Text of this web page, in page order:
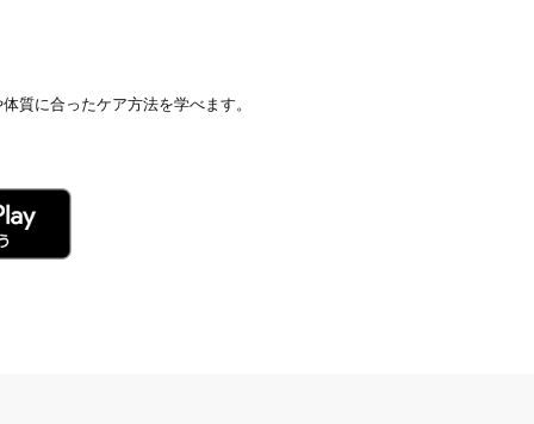
質に合ったケア方法を学べます。